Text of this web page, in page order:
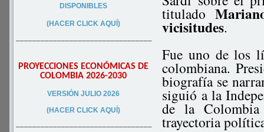
DISPONIBLES
(HACER CLICK AQUÍ)
–––––––––––––––––––––––––––––––––
PROYECCIONES ECONÓMICAS DE
COLOMBIA 2026-2030
VERSIÓN JULIO 2026
(HACER CLICK AQUÍ)
–––––––––––––––––––––––––––––––––
titulado
vicisitudes.
Fue uno de los
colombiana.
biografía se
siguió a la
de la
trayectoria